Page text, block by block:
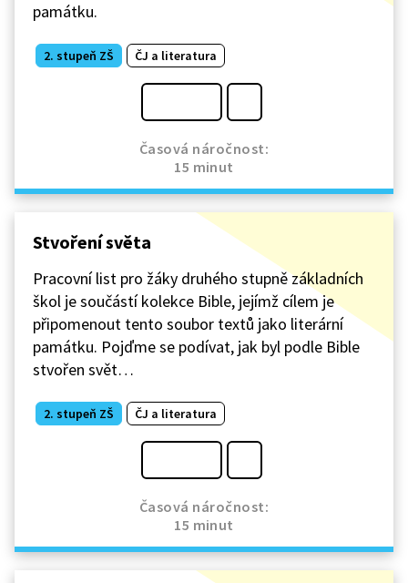
památku.
2. stupeň ZŠ ČJ a literatura
Časová náročnost:
15 minut
Stvoření světa
Pracovní list pro žáky druhého stupně základních
škol je součástí kolekce Bible, jejímž cílem je
připomenout tento soubor textů jako literární
památku. Pojďme se podívat, jak byl podle Bible
stvořen svět…
2. stupeň ZŠ ČJ a literatura
Časová náročnost:
15 minut